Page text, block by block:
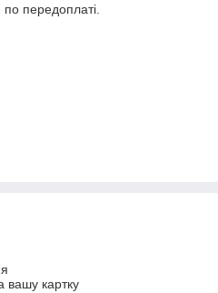
по передоплаті.
вашу картку